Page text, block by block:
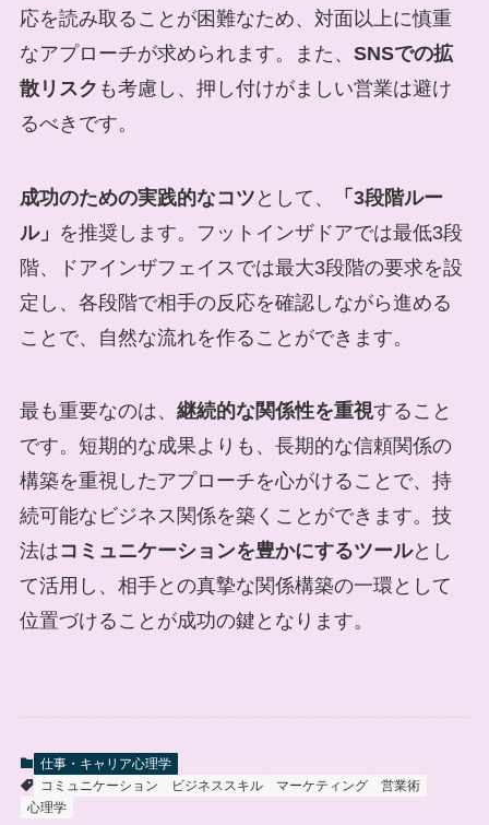
応を読み取ることが困難なため、対面以上に慎重
なアプローチが求められます。また、 SNSでの拡
散リスク も考慮し、押し付けがましい営業は避け
るべきです。
成功のための実践的なコツ として、
「3段階ルー
ル」 を推奨します。フットインザドアでは最低3段
階、ドアインザフェイスでは最大3段階の要求を設
定し、各段階で相手の反応を確認しながら進める
ことで、自然な流れを作ることができます。
最も重要なのは、 継続的な関係性を重視すること
です。短期的な成果よりも、長期的な信頼関係の
構築を重視したアプローチを心がけることで、持
続可能なビジネス関係を築くことができます。技
法はコミュニケーションを豊かにするツールとし
て活用し、相手との真摯な関係構築の一環として
位置づけることが成功の鍵となります。
仕事・キャリア心理学
コミュニケーション
ビジネススキル マーケティング
営業術
心理学